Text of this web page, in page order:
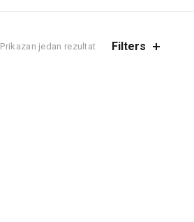
Prikazan jedan rezultat Filters